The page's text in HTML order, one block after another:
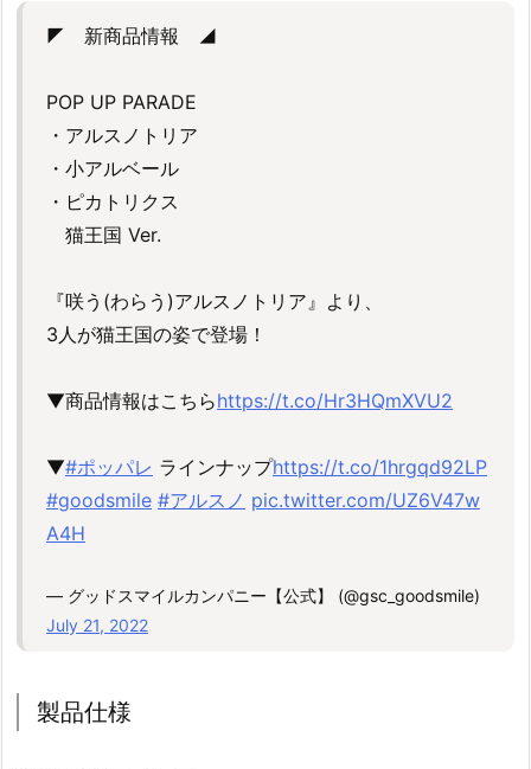
◤ 新商品情報 ◢
POP UP PARADE
・アルスノトリア
・小アルベール
・ピカトリクス
猫王国 Ver.
『咲う(わらう)アルスノトリア』より、
3人が猫王国の姿で登場！
▼商品情報はこちらhttps://t.co/Hr3HQmXVU2
▼#ポッパレ ラインナップhttps://t.co/1hrgqd92LP
#goodsmile #アルスノ pic.twitter.com/UZ6V47w
A4H
— グッドスマイルカンパニー【公式】 (@gsc_goodsmile)
July 21, 2022
製品仕様